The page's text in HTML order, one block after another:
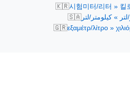
🇰🇷시험미터/리터 » 킬
🇸🇦لتر » كيلومتر/لتر
🇬🇷εξαμέτρ/λίτρο »